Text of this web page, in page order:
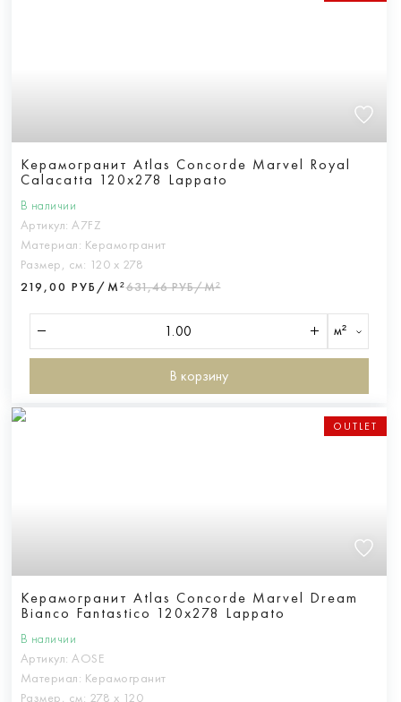
Керамогранит Atlas Concorde Marvel Royal
Calacatta 120x278 Lappato
В наличии
Артикул: A7FZ
Материал: Керамогранит
Размер, см: 120 х 278
219,00 РУБ/М²631,46 РУБ/М²
м²
В корзину
OUTLET
Керамогранит Atlas Concorde Marvel Dream
Bianco Fantastico 120x278 Lappato
В наличии
Артикул: AOSE
Материал: Керамогранит
Размер, см: 278 х 120